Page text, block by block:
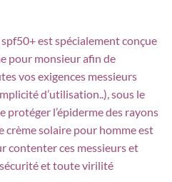
est spécialement conçue
pour monsieur afin de
vos exigences messieurs
d’utilisation..), sous le
protéger l’épiderme des rayons
solaire pour homme est
contenter ces messieurs et
et toute virilité